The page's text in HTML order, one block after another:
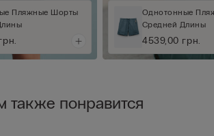
Пляжные Шорты
Однотонные
Средней Длины
4539,00 грн.
также понравится